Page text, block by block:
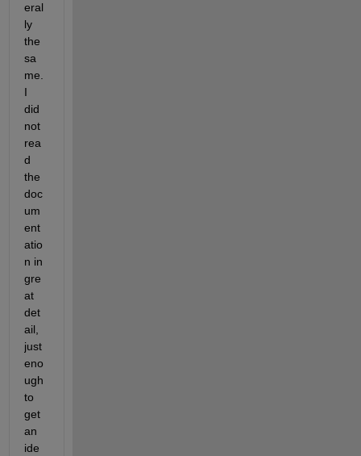
eral
ly
the
sa
me.
I
did
not
rea
d
the
doc
um
ent
atio
n in
gre
at
det
ail,
just
eno
ugh
to
get
an
ide